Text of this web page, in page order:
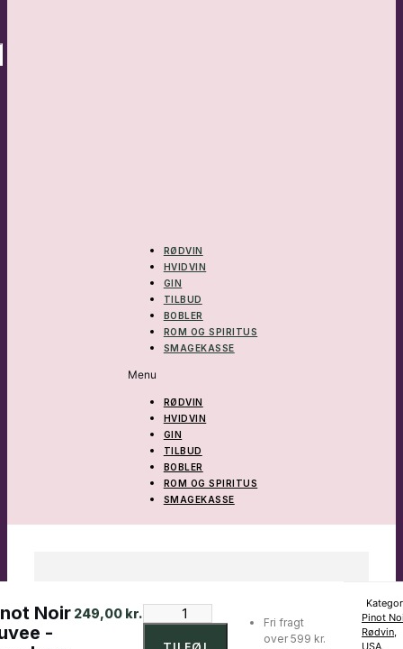
RØDVIN
HVIDVIN
GIN
TILBUD
BOBLER
ROM OG SPIRITUS
SMAGEKASSE
Menu
RØDVIN
HVIDVIN
GIN
TILBUD
BOBLER
ROM OG SPIRITUS
SMAGEKASSE
Noir
-
249,00 kr.
Noir
Cuvee
Fri fragt
over 599 kr.
Pinot
Rødvin
USA